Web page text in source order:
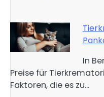
In
Preise für
Faktoren, die es zu…